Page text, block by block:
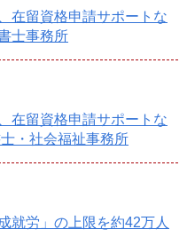
在留資格申請サポートな
士事務所
在留資格申請サポートな
・社会福祉事務所
就労」の上限を約42万人